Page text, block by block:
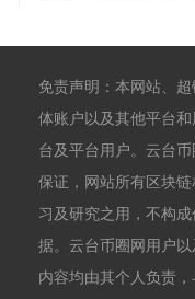
免责声明：本网站、
体账户以及其他平台
台及平台用户。云台
保证，网站所有区块
习及研究之用，不构
据。云台币圈网用户
内容均由其个人负责